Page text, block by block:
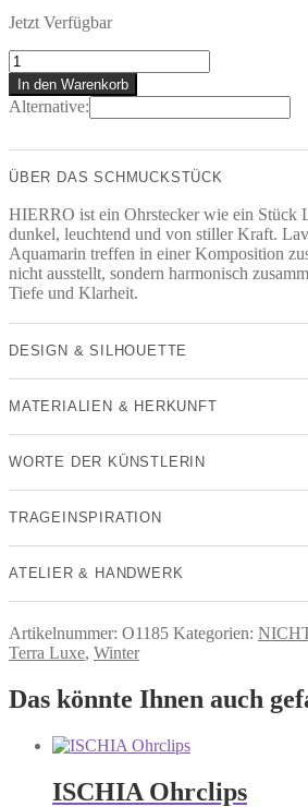
Jetzt Verfügbar
HIERRO
Ohrstecker
Menge
In den Warenkorb
Alternative:
ÜBER DAS SCHMUCKSTÜCK
HIERRO ist ein Ohrstecker wie ein Stück
dunkel, leuchtend und von stiller Kraft.
Aquamarin treffen in einer Komposition
nicht ausstellt, sondern harmonisch
Tiefe und Klarheit.
DESIGN & SILHOUETTE
MATERIALIEN & HERKUNFT
WORTE DER KÜNSTLERIN
TRAGEINSPIRATION
ATELIER & HANDWERK
Artikelnummer: O1185 Kategorien:
Terra Luxe, Winter
Das könnte Ihnen auch
ISCHIA Ohrclips